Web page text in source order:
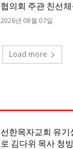
협의회 주관 친선
2026년 08월 07일
Load more
선한목자교회 유기
로 김다위 목사 청